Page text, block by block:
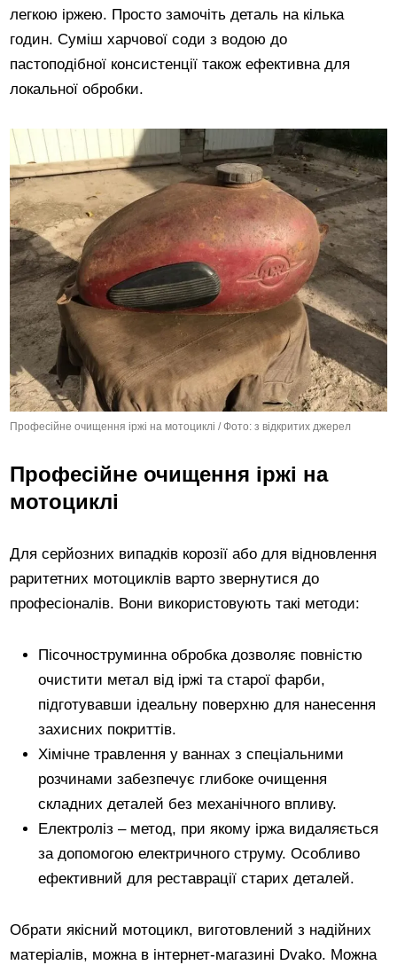
легкою іржею. Просто замочіть деталь на кілька
годин. Суміш харчової соди з водою до
пастоподібної консистенції також ефективна для
локальної обробки.
Професійне очищення іржі на мотоциклі / Фото: з відкритих джерел
Професійне очищення іржі на
мотоциклі
Для серйозних випадків корозії або для відновлення
раритетних мотоциклів варто звернутися до
професіоналів. Вони використовують такі методи:
Пісочноструминна обробка дозволяє повністю
очистити метал від іржі та старої фарби,
підготувавши ідеальну поверхню для нанесення
захисних покриттів.
Хімічне травлення у ваннах з спеціальними
розчинами забезпечує глибоке очищення
складних деталей без механічного впливу.
Електроліз – метод, при якому іржа видаляється
за допомогою електричного струму. Особливо
ефективний для реставрації старих деталей.
Обрати якісний мотоцикл, виготовлений з надійних
матеріалів, можна в інтернет-магазині Dvako. Можна